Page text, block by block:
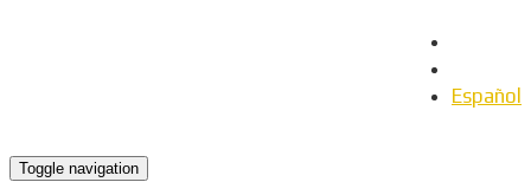
Español
Toggle navigation